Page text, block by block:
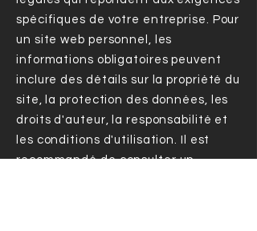
spécifiques de votre entreprise. Pour
un site web personnel, les
informations obligatoires peuvent
inclure des détails sur la propriété du
site, la protection des données, les
droits d'auteur, la responsabilité et
les conditions d'utilisation. Il est
recommandé de consulter un